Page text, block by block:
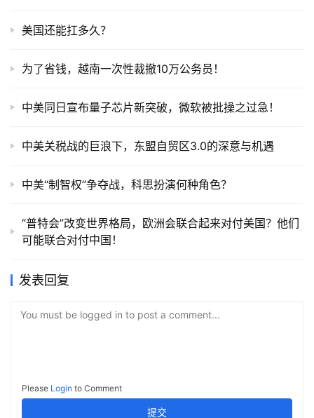
美国还能扛多久？
为了省钱，越南一次性裁撤10万公务员！
中美同日宣布量子芯片新突破，微软被批操之过急！
中美关税战的巨浪下，东盟自贸区3.0的深意与机遇
中美“制智权”争夺战，科思扮演何种角色？
“普特会”改变世界格局，欧洲会联合起来对付美国？他们
可能联合对付中国！
发表回复
You must be logged in to post a comment...
Please Login to Comment
提交